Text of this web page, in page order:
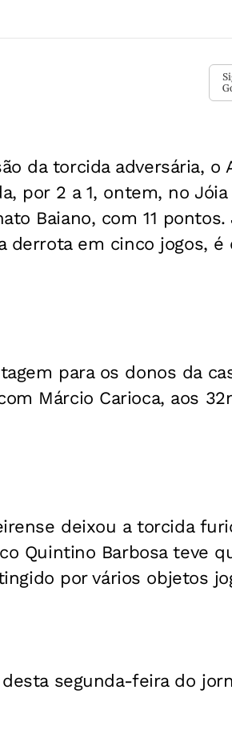
da torcida adversária,
por 2 a 1, ontem, no
Baiano, com 11
derrota em cinco jogos,
para os donos da
Márcio Carioca, aos
deixou a torcida
Quintino Barbosa teve
por vários objetos
segunda-feira do